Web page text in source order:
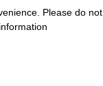
Please do not